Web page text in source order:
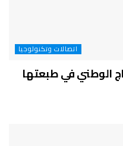
اتصالات وتكنولوجيا
الوطني في طبعتها